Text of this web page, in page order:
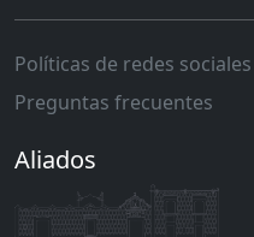
Políticas de redes sociales
Preguntas frecuentes
Aliados